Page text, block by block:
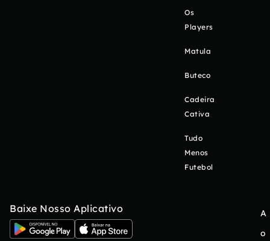
Os
Players
Matula
Buteco
Cadeira
Cativa
Tudo
Menos
Futebol
Baixe Nosso Aplicativo
A
o